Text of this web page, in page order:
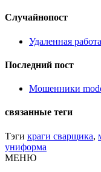
Случайнопост
Удаленная
Последний пост
Мошенники
связанные теги
Тэги краги сварщика,
униформа
МЕНЮ